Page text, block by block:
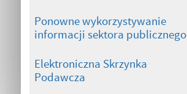
Ponowne wykorzystywanie
informacji sektora publicznego
Elektroniczna Skrzynka
Podawcza